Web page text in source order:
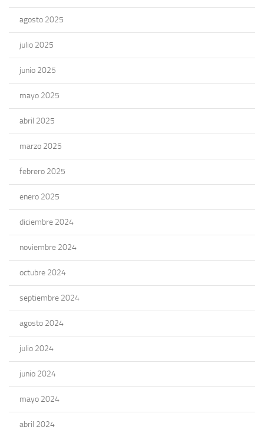
agosto 2025
julio 2025
junio 2025
mayo 2025
abril 2025
marzo 2025
febrero 2025
enero 2025
diciembre 2024
noviembre 2024
octubre 2024
septiembre 2024
agosto 2024
julio 2024
junio 2024
mayo 2024
abril 2024